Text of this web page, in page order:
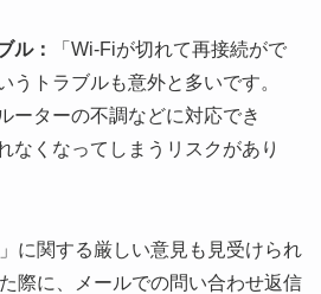
ル：
「Wi-Fiが切れて再接続がで
うトラブルも意外と多いです。
ーターの不調などに対応でき
なくなってしまうリスクがあり
に関する厳しい意見も見受けられ
際に、メールでの問い合わせ返信